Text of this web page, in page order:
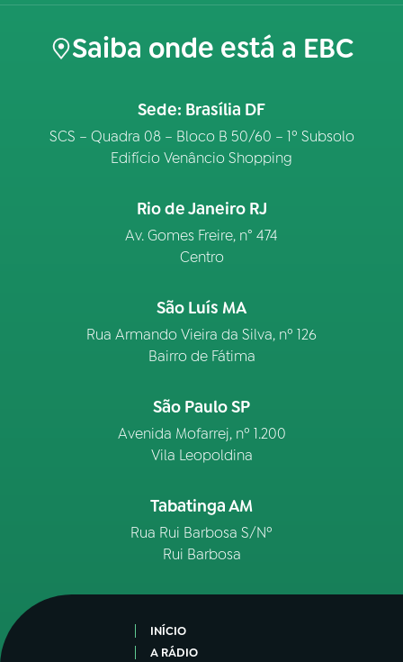
Saiba onde está a EBC
Sede: Brasília DF
SCS – Quadra 08 – Bloco B 50/60 – 1º Subsolo
Edifício Venâncio Shopping
Rio de Janeiro RJ
Av. Gomes Freire, n° 474
Centro
São Luís MA
Rua Armando Vieira da Silva, nº 126
Bairro de Fátima
São Paulo SP
Avenida Mofarrej, nº 1.200
Vila Leopoldina
Tabatinga AM
Rua Rui Barbosa S/Nº
Rui Barbosa
INÍCIO
A RÁDIO